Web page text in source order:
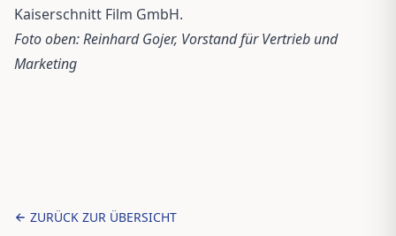
Kaiserschnitt Film GmbH.
Foto oben: Reinhard Gojer, Vorstand für Vertrieb und
Marketing
ZURÜCK ZUR ÜBERSICHT